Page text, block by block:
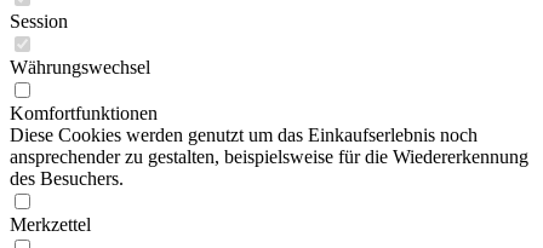
Session
Währungswechsel
Komfortfunktionen
Diese Cookies werden genutzt um das Einkaufserlebnis noch
ansprechender zu gestalten, beispielsweise für die Wiedererkennung
des Besuchers.
Merkzettel